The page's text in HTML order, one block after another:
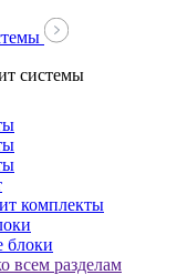
системы
комплекты
блоки
всем разделам